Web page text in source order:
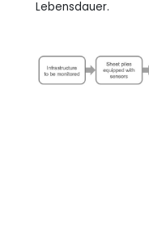
Lebensdauer.